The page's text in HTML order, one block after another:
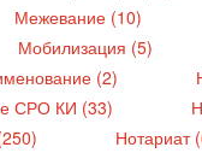
Межевание (10)
Мобилизация (5)
(2)
СРО КИ (33)
Нотариат